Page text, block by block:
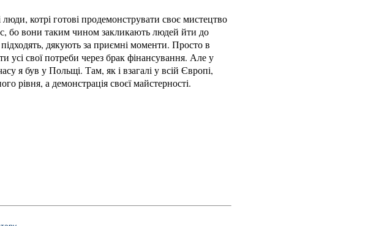
котрі готові продемонструвати своє мистецтво
бо вони таким чином закликають людей йти до
дякують за приємні моменти. Просто в
усі свої потреби через брак фінансування. Але у
я був у Польщі. Там, як і взагалі у всій Європі,
рівня, а демонстрація своєї майстерності.